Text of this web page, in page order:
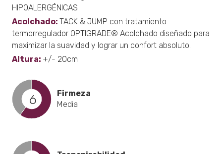
HIPOALERGÉNICAS
Acolchado: TACK & JUMP con tratamiento
termorregulador OPTIGRADE® Acolchado diseñado para
maximizar la suavidad y lograr un confort absoluto.
Altura: +/- 20cm
6
Firmeza
Media